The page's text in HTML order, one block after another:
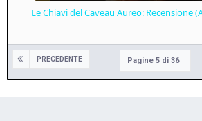
Le Chiavi del Caveau Aureo: Recensione
PRECEDENTE Pagine 5 di 36